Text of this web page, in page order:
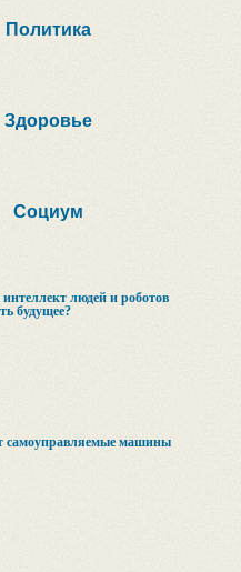
Политика
Здоровье
Социум
людей и роботов
будущее?
самоуправляемые машины